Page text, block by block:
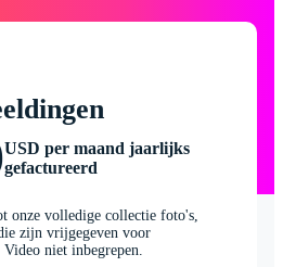
USD per maand jaarlijks
gefactureerd
onze volledige collectie foto's,
zijn vrijgegeven voor
niet inbegrepen.